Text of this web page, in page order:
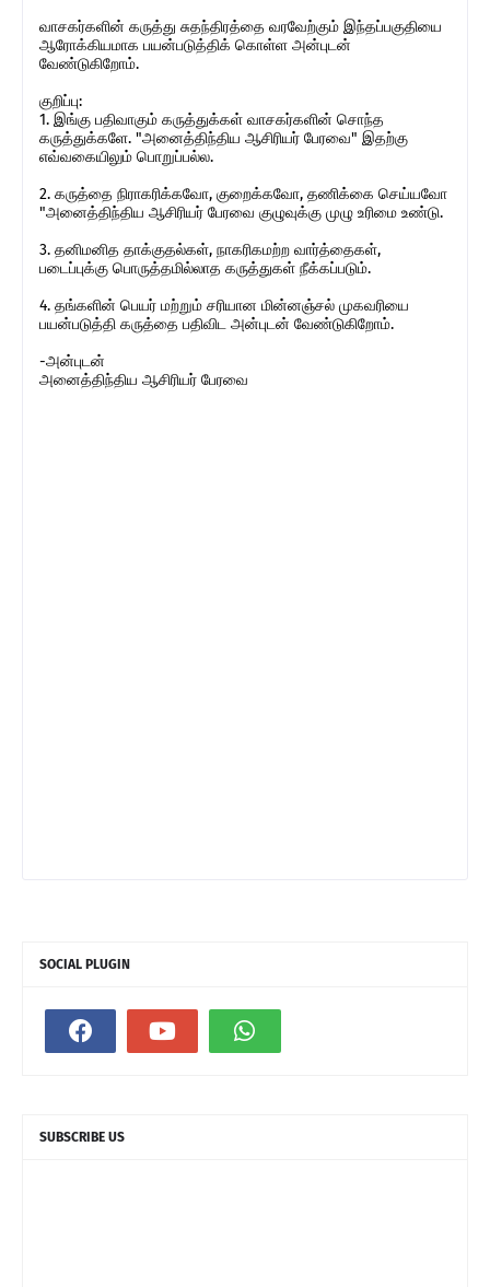
வாசகர்களின் கருத்து சுதந்திரத்தை வரவேற்கும் இந்தப்பகுதியை
ஆரோக்கியமாக பயன்படுத்திக் கொள்ள அன்புடன்
வேண்டுகிறோம்.
குறிப்பு:
1. இங்கு பதிவாகும் கருத்துக்கள் வாசகர்களின் சொந்த
கருத்துக்களே. "அனைத்திந்திய ஆசிரியர் பேரவை" இதற்கு
எவ்வகையிலும் பொறுப்பல்ல.
2. கருத்தை நிராகரிக்கவோ, குறைக்கவோ, தணிக்கை செய்யவோ
"அனைத்திந்திய ஆசிரியர் பேரவை குழுவுக்கு முழு உரிமை உண்டு.
3. தனிமனித தாக்குதல்கள், நாகரிகமற்ற வார்த்தைகள்,
படைப்புக்கு பொருத்தமில்லாத கருத்துகள் நீக்கப்படும்.
4. தங்களின் பெயர் மற்றும் சரியான மின்னஞ்சல் முகவரியை
பயன்படுத்தி கருத்தை பதிவிட அன்புடன் வேண்டுகிறோம்.
-அன்புடன்
அனைத்திந்திய ஆசிரியர் பேரவை
SOCIAL PLUGIN
SUBSCRIBE US